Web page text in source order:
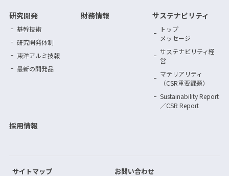
研究開発
基幹技術
研究開発体制
東洋アルミ技報
最新の開発品
財務情報 サステナビリティ
トップ
メッセージ
サステナビリティ経
営
マテリアリティ
（CSR重要課題）
Sustainability Report
／CSR Report
採用情報
サイトマップ お問い合わせ